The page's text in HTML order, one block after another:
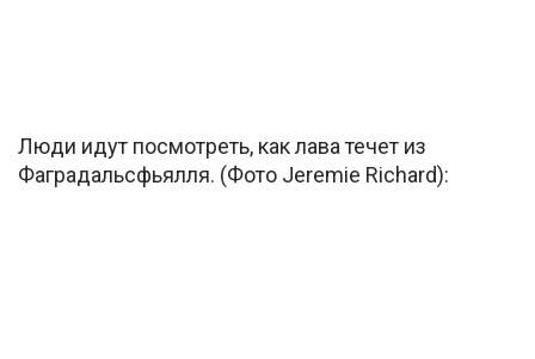
Люди идут посмотреть, как лава течет из
Фаградальсфьялля. (Фото Jeremie Richard):